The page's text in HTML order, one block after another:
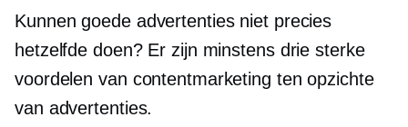
Kunnen goede advertenties niet precies
hetzelfde doen? Er zijn minstens drie sterke
voordelen van contentmarketing ten opzichte
van advertenties.